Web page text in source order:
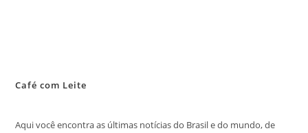
Café com Leite
Aqui você encontra as últimas notícias do Brasil e do mundo, de